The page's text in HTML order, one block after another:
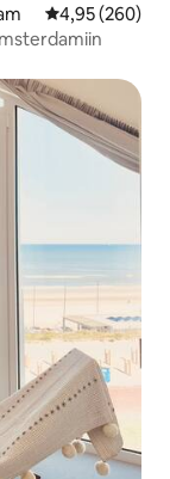
4,95 (260)